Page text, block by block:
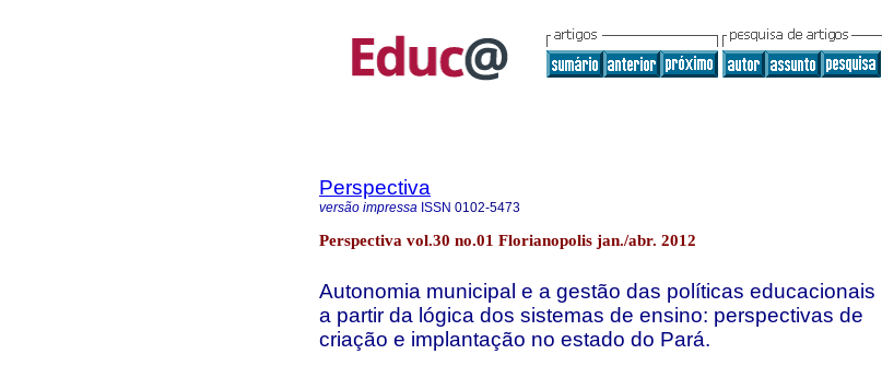
Perspectiva
versão impressa ISSN 0102-5473
Perspectiva vol.30 no.01 Florianopolis jan./abr. 2012
Autonomia municipal e a gestão das políticas educacionais
a partir da lógica dos sistemas de ensino: perspectivas de
criação e implantação no estado do Pará.